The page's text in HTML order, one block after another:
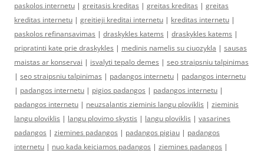
paskolos internetu | greitasis kreditas | greitas kreditas | greitas
kreditas internetu | greitieji kreditai internetu | kreditas internetu |
paskolos refinansavimas | draskykles katems | draskykles katems |
pripratinti kate prie draskykles | medinis namelis su ciuozykla | sausas
maistas ar konservai | isvalyti tepalo demes | seo straipsniu talpinimas
| seo straipsniu talpinimas | padangos internetu | padangos internetu
| padangos internetu | pigios padangos | padangos internetu |
padangos internetu | neuzsalantis zieminis langu ploviklis | zieminis
langu ploviklis | langu plovimo skystis | langu ploviklis | vasarines
padangos | ziemines padangos | padangos pigiau | padangos
internetu | nuo kada keiciamos padangos | ziemines padangos |